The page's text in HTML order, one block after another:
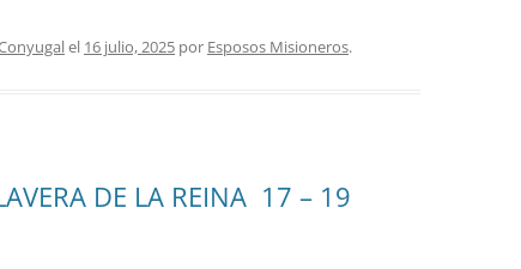
el 16 julio, 2025 por Esposos Misioneros.
DE LA REINA 17 – 19